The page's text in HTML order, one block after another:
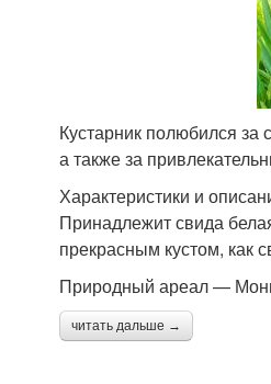
Кустарник полюбился
а также за
Характеристики и
Принадлежит свида
прекрасным кустом, как
Природный ареал —
читать дальше →